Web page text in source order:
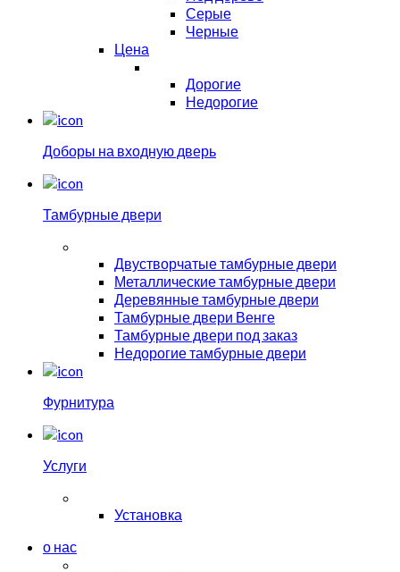
Серые
Черные
Цена
Дорогие
Недорогие
Доборы на входную дверь
Тамбурные двери
Двустворчатые тамбурные двери
Металлические тамбурные двери
Деревянные тамбурные двери
Тамбурные двери Венге
Тамбурные двери под заказ
Недорогие тамбурные двери
Фурнитура
Услуги
Установка
о нас